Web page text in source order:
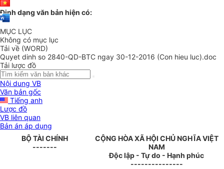
Định dạng văn bản hiện có:
MỤC LỤC
Không có mục lục
Tải về (WORD)
Quyet dinh so 2840-QD-BTC ngay 30-12-2016 (Con hieu luc).doc
Tải lược đồ
Nội dung VB
Văn bản gốc
Tiếng anh
Lược đồ
VB liên quan
Bản án áp dụng
BỘ TÀI CHÍNH
-------
CỘNG HÒA XÃ HỘI CHỦ NGHĨA VIỆT
NAM
Độc lập - Tự do - Hạnh phúc
---------------